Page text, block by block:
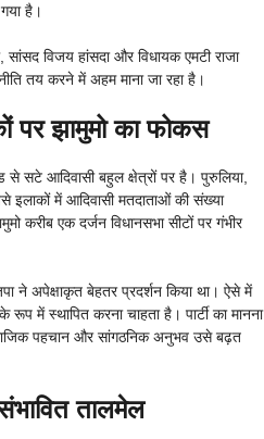
है।
विजय हांसदा और विधायक एमटी राजा
तय करने में अहम माना जा रहा है।
पर झामुमो का फोकस
सटे आदिवासी बहुल क्षेत्रों पर है। पुरुलिया,
इलाकों में आदिवासी मतदाताओं की संख्या
करीब एक दर्जन विधानसभा सीटों पर गंभीर
ने अपेक्षाकृत बेहतर प्रदर्शन किया था। ऐसे में
में स्थापित करना चाहता है। पार्टी का मानना
पहचान और सांगठनिक अनुभव उसे बढ़त
तालमेल